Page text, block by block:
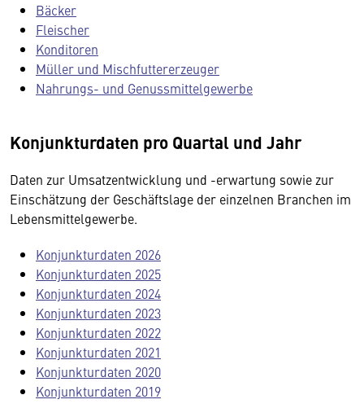
Bäcker
Fleischer
Konditoren
Müller und Mischfuttererzeuger
Nahrungs- und Genussmittelgewerbe
Konjunkturdaten pro Quartal und Jahr
Daten zur Umsatzentwicklung und -erwartung sowie zur
Einschätzung der Geschäftslage der einzelnen Branchen im
Lebensmittelgewerbe.
Konjunkturdaten 2026
Konjunkturdaten 2025
Konjunkturdaten 2024
Konjunkturdaten 2023
Konjunkturdaten 2022
Konjunkturdaten 2021
Konjunkturdaten 2020
Konjunkturdaten 2019